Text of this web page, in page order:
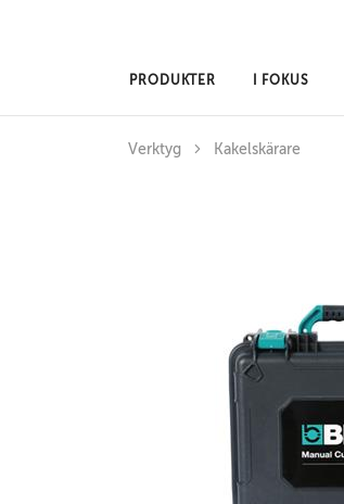
PRODUKTER I FOKUS
Verktyg Kakelskärare